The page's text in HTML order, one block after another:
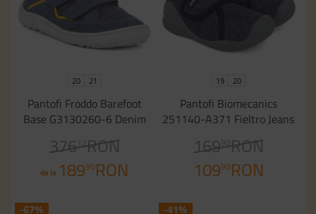
20 21
Pantofi Froddo Barefoot
Base G3130260-6 Denim
376 12RON
de la 18990RON
19 20
Pantofi Biomecanics
251140-A371 Fieltro Jeans
169 90RON
10990RON
-67% -41%